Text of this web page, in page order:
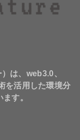
は、web3.0、
を活用した環境分
す。